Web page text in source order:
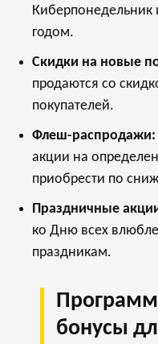
годом.
Скидки на новые
продаются со
покупателей.
Флеш-распродажи:
акции на
приобрести по
Праздничные
ко Дню всех
праздникам.
бонусы